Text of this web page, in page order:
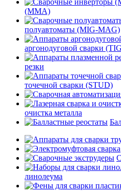
(MMA)
полуавтоматы (MIG-MAG)
аргонодуговой сварки
резки
точечной сварки (STUD)
очистка металла
линолеума